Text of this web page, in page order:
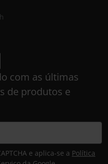
com as últimas
de produtos e
e aplica-se a Política